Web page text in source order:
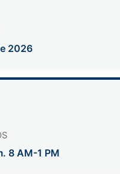
2026
8 AM-1 PM